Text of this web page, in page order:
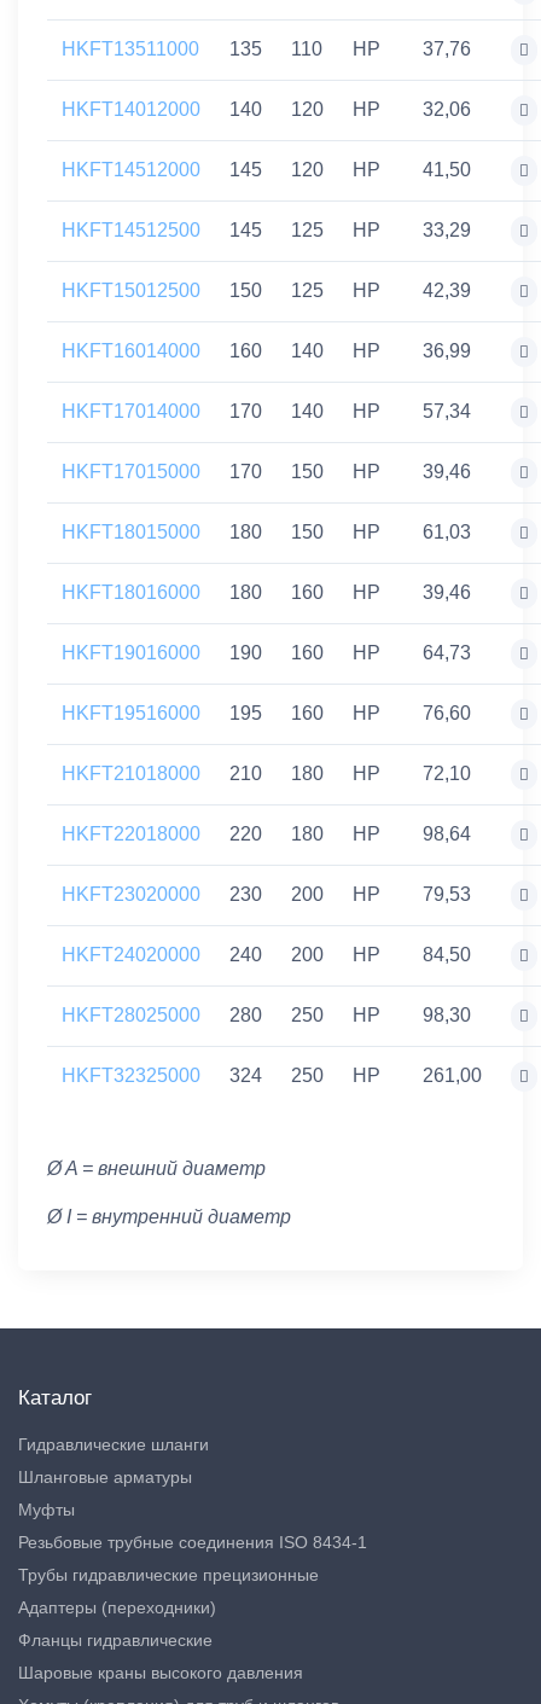
HKFT13511000 135 110 HP 37,76
HKFT14012000 140 120 HP 32,06
HKFT14512000 145 120 HP 41,50
HKFT14512500 145 125 HP 33,29
HKFT15012500 150 125 HP 42,39
HKFT16014000 160 140 HP 36,99
HKFT17014000 170 140 HP 57,34
HKFT17015000 170 150 HP 39,46
HKFT18015000 180 150 HP 61,03
HKFT18016000 180 160 HP 39,46
HKFT19016000 190 160 HP 64,73
HKFT19516000 195 160 HP 76,60
HKFT21018000 210 180 HP 72,10
HKFT22018000 220 180 HP 98,64
HKFT23020000 230 200 HP 79,53
HKFT24020000 240 200 HP 84,50
HKFT28025000 280 250 HP 98,30
HKFT32325000 324 250 HP 261,00
Ø A = внешний диаметр
Ø I = внутренний диаметр
Каталог
Гидравлические шланги
Шланговые арматуры
Муфты
Резьбовые трубные соединения ISO 8434-1
Трубы гидравлические прецизионные
Адаптеры (переходники)
Фланцы гидравлические
Шаровые краны высокого давления